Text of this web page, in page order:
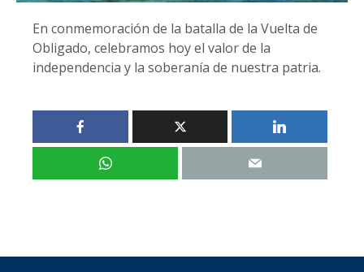
En conmemoración de la batalla de la Vuelta de
Obligado, celebramos hoy el valor de la
independencia y la soberanía de nuestra patria.